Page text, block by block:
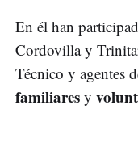
En él han
Cordovilla y
Técnico y agentes
familiares y